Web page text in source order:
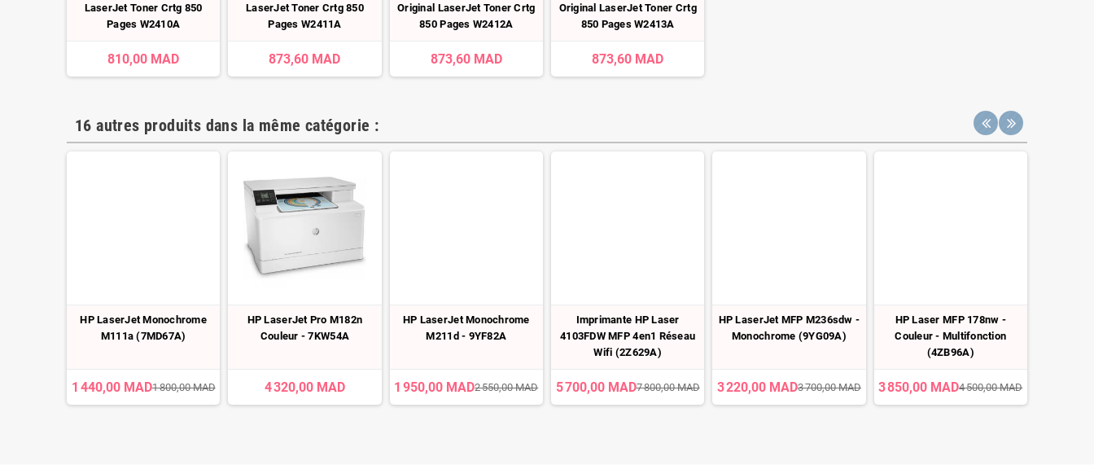
LaserJet Toner Crtg 850
Pages W2410A
810,00 MAD
LaserJet Toner Crtg 850
Pages W2411A
873,60 MAD
Original LaserJet Toner Crtg
850 Pages W2412A
873,60 MAD
Original LaserJet Toner Crtg
850 Pages W2413A
873,60 MAD
16 autres produits dans la même catégorie :
HP LaserJet Monochrome
M111a (7MD67A)
1 440,00 MAD1 800,00 MAD
HP LaserJet Pro M182n
Couleur - 7KW54A
4 320,00 MAD
HP LaserJet Monochrome
M211d - 9YF82A
1 950,00 MAD2 550,00 MAD
Imprimante HP Laser
4103FDW MFP 4en1 Réseau
Wifi (2Z629A)
5 700,00 MAD7 800,00 MAD
HP LaserJet MFP M236sdw -
Monochrome (9YG09A)
3 220,00 MAD3 700,00 MAD
HP Laser MFP 178nw -
Couleur - Multifonction
(4ZB96A)
3 850,00 MAD4 500,00 MAD